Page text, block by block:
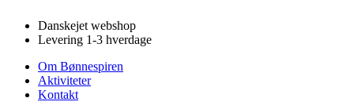
indhold
Danskejet webshop
Levering 1-3 hverdage
Om Bønnespiren
Aktiviteter
Kontakt